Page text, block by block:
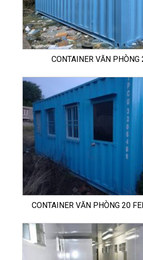
CONTAINER VĂN PHÒNG
CONTAINER VĂN PHÒNG 20